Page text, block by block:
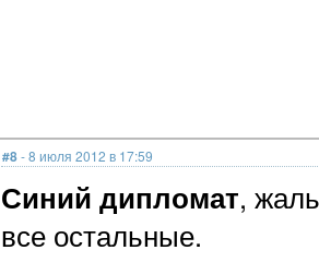
#8- 8 июля 2012 в 17:59
Синий дипломат,
все остальные.